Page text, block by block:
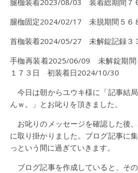
腿枷装着2023/08/03 装着総期間７
腿枷固定2024/02/17 未脱期間５６
首枷装着2024/05/27 未解錠記録３
手枷再装着2025/06/09 未解錠期
１７３日 初装着日2024/10/30
今日は朝からユウキ様に「記事結
んｗ。」とお叱りを頂きました。
お叱りのメッセージを確認した後
に取り掛かりました。ブログ記事に
っという間に過ぎていきます。
ブログ記事を作成していると、そ